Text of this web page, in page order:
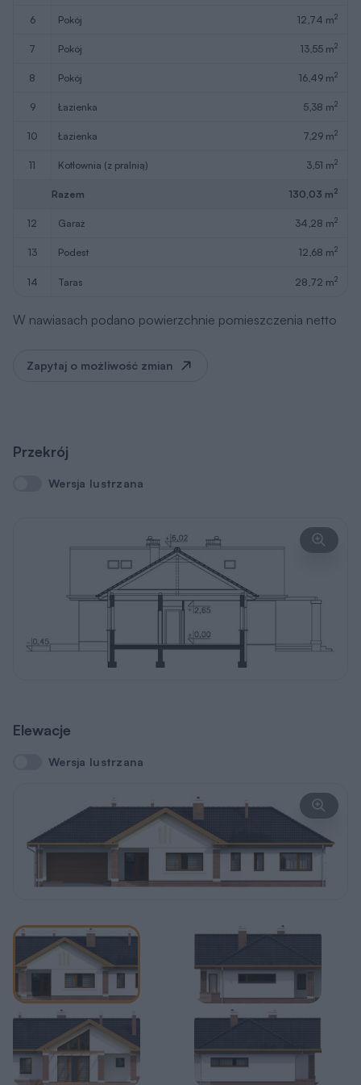
6 pokój 12,74 m2
7 pokój 13,55 m2
8 pokój 16,49 m2
9 łazienka 5,38 m2
10 łazienka 7,29 m2
11 kotłownia (z pralnią) 3,51 m2
Razem 130,03 m2
12 garaż 34,28 m2
13 podest 12,68 m2
14 taras 28,72 m2
W nawiasach podano powierzchnie pomieszczenia netto
Zapytaj o możliwość zmian
Przekrój
Wersja lustrzana
Wersja lustrzana
Elewacje
Wersja lustrzana
Wersja lustrzana